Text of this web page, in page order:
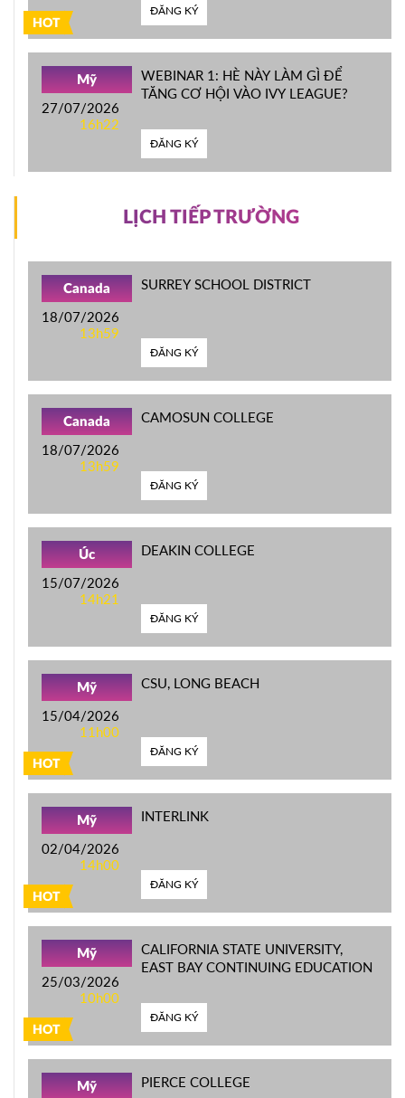
HOT
ĐĂNG KÝ
Mỹ
27/07/2026
16h22
WEBINAR 1: HÈ NÀY LÀM GÌ ĐỂ
TĂNG CƠ HỘI VÀO IVY LEAGUE?
ĐĂNG KÝ
LỊCH TIẾP TRƯỜNG
Canada
18/07/2026
13h59
SURREY SCHOOL DISTRICT
ĐĂNG KÝ
Canada
18/07/2026
13h59
CAMOSUN COLLEGE
ĐĂNG KÝ
Úc
15/07/2026
14h21
DEAKIN COLLEGE
ĐĂNG KÝ
HOT
Mỹ
15/04/2026
11h00
CSU, LONG BEACH
ĐĂNG KÝ
HOT
Mỹ
02/04/2026
14h00
INTERLINK
ĐĂNG KÝ
HOT
Mỹ
25/03/2026
10h00
CALIFORNIA STATE UNIVERSITY,
EAST BAY CONTINUING EDUCATION
ĐĂNG KÝ
Mỹ PIERCE COLLEGE